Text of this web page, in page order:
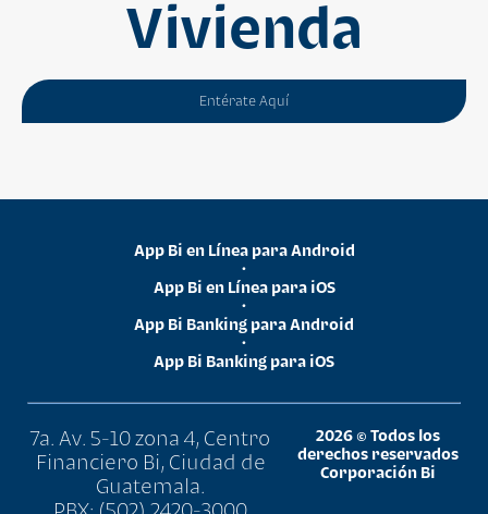
Vivienda
Entérate Aquí
App Bi en Línea para Android
•
App Bi en Línea para iOS
•
App Bi Banking para Android
•
App Bi Banking para iOS
7a. Av. 5-10 zona 4, Centro
Financiero Bi, Ciudad de
Guatemala.
2026 © Todos los
derechos reservados
Corporación Bi